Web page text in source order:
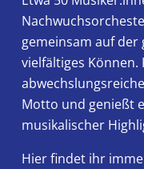
gemeinsam auf der
vielfältiges Können.
Motto und genießt
musikalischer
Hier findet ihr